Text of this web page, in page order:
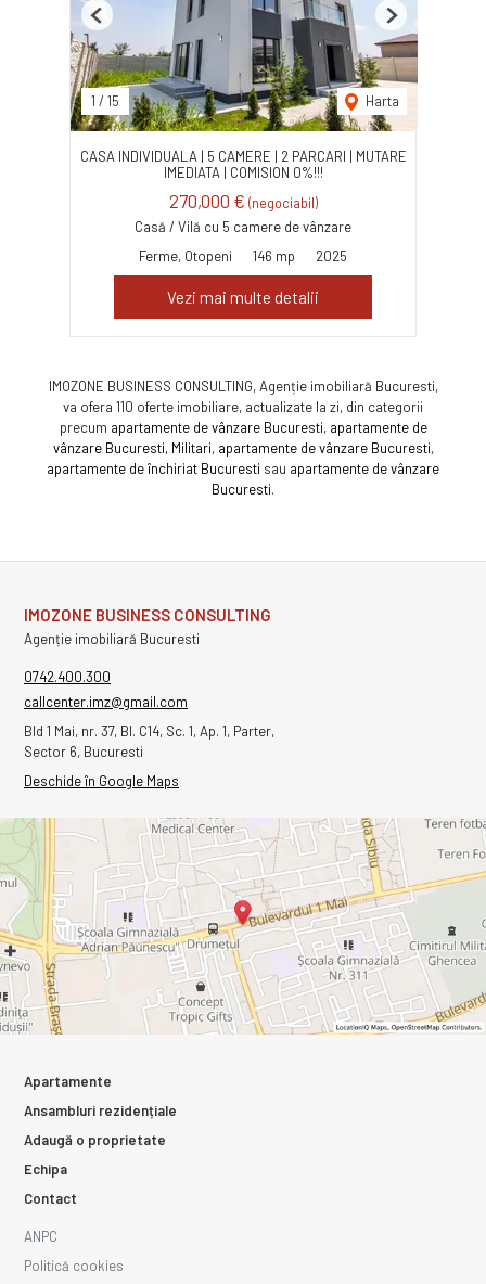
1 / 15 Harta
Previous Next
CASA INDIVIDUALA | 5 CAMERE | 2 PARCARI | MUTARE
IMEDIATA | COMISION 0%!!!
270,000 € (negociabil)
Casă / Vilă cu 5 camere de vânzare
Ferme, Otopeni
146 mp 2025
Vezi mai multe detalii
IMOZONE BUSINESS CONSULTING, Agenție imobiliară Bucuresti,
va ofera 110 oferte imobiliare, actualizate la zi, din categorii
precum apartamente de vânzare Bucuresti, apartamente de
vânzare Bucuresti, Militari, apartamente de vânzare Bucuresti,
apartamente de închiriat Bucuresti sau apartamente de vânzare
Bucuresti.
IMOZONE BUSINESS CONSULTING
Agenție imobiliară Bucuresti
0742.400.300
callcenter.imz@gmail.com
Bld 1 Mai, nr. 37, Bl. C14, Sc. 1, Ap. 1, Parter,
Sector 6, Bucuresti
Deschide în Google Maps
Apartamente
Ansambluri rezidențiale
Adaugă o proprietate
Echipa
Contact
ANPC
Politică cookies